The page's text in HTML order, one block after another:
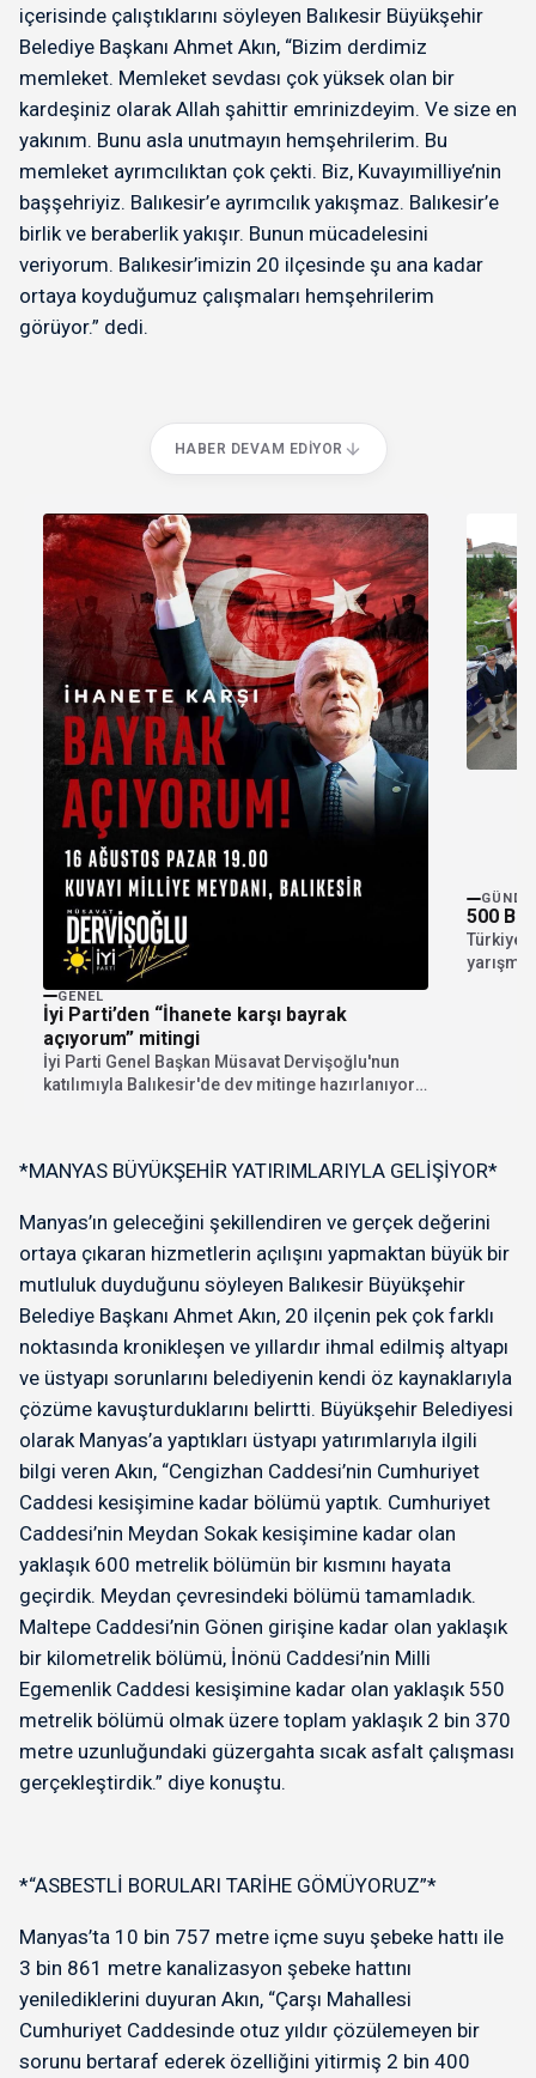
içerisinde çalıştıklarını söyleyen Balıkesir Büyükşehir
Belediye Başkanı Ahmet Akın, “Bizim derdimiz
memleket. Memleket sevdası çok yüksek olan bir
kardeşiniz olarak Allah şahittir emrinizdeyim. Ve size en
yakınım. Bunu asla unutmayın hemşehrilerim. Bu
memleket ayrımcılıktan çok çekti. Biz, Kuvayımilliye’nin
başşehriyiz. Balıkesir’e ayrımcılık yakışmaz. Balıkesir’e
birlik ve beraberlik yakışır. Bunun mücadelesini
veriyorum. Balıkesir’imizin 20 ilçesinde şu ana kadar
ortaya koyduğumuz çalışmaları hemşehrilerim
görüyor.” dedi.
HABER DEVAM EDIYOR
GENEL
İyi Parti’den “İhanete karşı bayrak
açıyorum” mitingi
İyi Parti Genel Başkan Müsavat Dervişoğlu'nun
katılımıyla Balıkesir'de dev mitinge hazırlanıyor.
500
*MANYAS BÜYÜKŞEHİR YATIRIMLARIYLA GELİŞİYOR*
Manyas’ın geleceğini şekillendiren ve gerçek değerini
ortaya çıkaran hizmetlerin açılışını yapmaktan büyük bir
mutluluk duyduğunu söyleyen Balıkesir Büyükşehir
Belediye Başkanı Ahmet Akın, 20 ilçenin pek çok farklı
noktasında kronikleşen ve yıllardır ihmal edilmiş altyapı
ve üstyapı sorunlarını belediyenin kendi öz kaynaklarıyla
çözüme kavuşturduklarını belirtti. Büyükşehir Belediyesi
olarak Manyas’a yaptıkları üstyapı yatırımlarıyla ilgili
bilgi veren Akın, “Cengizhan Caddesi’nin Cumhuriyet
Caddesi kesişimine kadar bölümü yaptık. Cumhuriyet
Caddesi’nin Meydan Sokak kesişimine kadar olan
yaklaşık 600 metrelik bölümün bir kısmını hayata
geçirdik. Meydan çevresindeki bölümü tamamladık.
Maltepe Caddesi’nin Gönen girişine kadar olan yaklaşık
bir kilometrelik bölümü, İnönü Caddesi’nin Milli
Egemenlik Caddesi kesişimine kadar olan yaklaşık 550
metrelik bölümü olmak üzere toplam yaklaşık 2 bin 370
metre uzunluğundaki güzergahta sıcak asfalt çalışması
gerçekleştirdik.” diye konuştu.
*“ASBESTLİ BORULARI TARİHE GÖMÜYORUZ”*
Manyas’ta 10 bin 757 metre içme suyu şebeke hattı ile
3 bin 861 metre kanalizasyon şebeke hattını
yenilediklerini duyuran Akın, “Çarşı Mahallesi
Cumhuriyet Caddesinde otuz yıldır çözülemeyen bir
sorunu bertaraf ederek özelliğini yitirmiş 2 bin 400